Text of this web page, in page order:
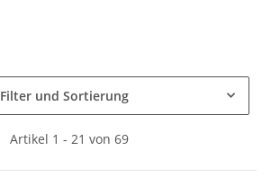
Filter und Sortierung
Artikel 1 - 21 von 69